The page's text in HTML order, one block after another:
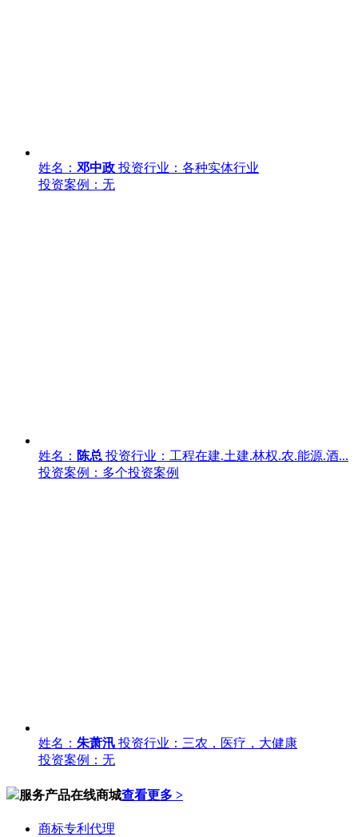
姓名： 邓中政 投资行业：各种实体行业
投资案例：无
姓名： 陈总 投资行业：工程在建.土建.林权.农.能源.酒...
投资案例：多个投资案例
姓名： 朱萧汛 投资行业：三农，医疗，大健康
投资案例：无
服务产品在线商城查看更多 >
商标专利代理